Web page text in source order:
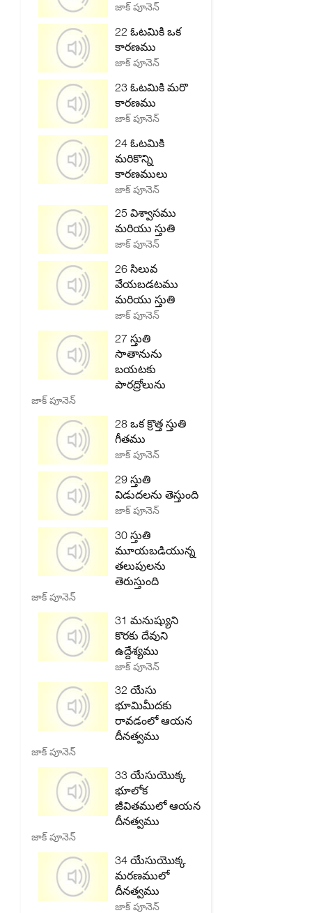
జాక్ పూనెన్
22 ఓటమికి ఒక
కారణము
జాక్ పూనెన్
23 ఓటమికి మరొ
కారణము
జాక్ పూనెన్
24 ఓటమికి
మరికొన్ని
కారణములు
జాక్ పూనెన్
25 విశ్వాసము
మరియు స్తుతి
జాక్ పూనెన్
26 సిలువ
వేయబడటము
మరియు స్తుతి
జాక్ పూనెన్
27 స్తుతి
సాతానును
బయటకు
పారద్రోలును
జాక్ పూనెన్
28 ఒక క్రొత్త స్తుతి
గీతము
జాక్ పూనెన్
29 స్తుతి
విడుదలను తెస్తుంది
జాక్ పూనెన్
30 స్తుతి
మూయబడియున్న
తలుపులను
తెరుస్తుంది
జాక్ పూనెన్
31 మనుష్యుని
కొరకు దేవుని
ఉద్దేశ్యము
జాక్ పూనెన్
32 యేసు
భూమిమీదకు
రావడంలో ఆయన
దీనత్వము
జాక్ పూనెన్
33 యేసుయొక్క
భూలోక
జీవితములో ఆయన
దీనత్వము
జాక్ పూనెన్
34 యేసుయొక్క
మరణములో
దీనత్వము
జాక్ పూనెన్